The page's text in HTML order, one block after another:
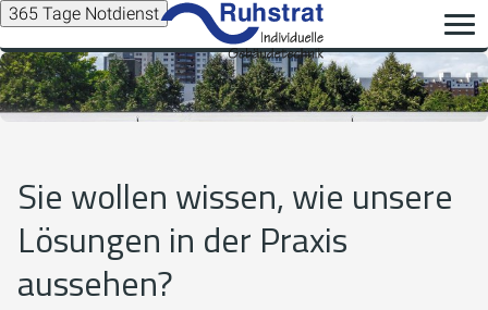
365 Tage Notdienst
Sie wollen wissen, wie unsere
Lösungen in der Praxis
aussehen?